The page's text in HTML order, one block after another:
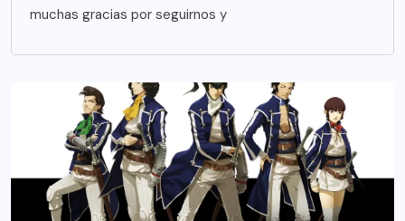
muchas gracias por seguirnos y